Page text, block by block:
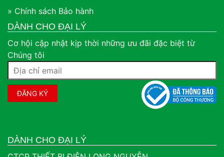
» Chính sách Bảo hành
DÀNH CHO ĐẠI LÝ
Cơ hội cập nhật kịp thời những ưu đãi đặc biệt từ
Chúng tôi
DÀNH CHO ĐẠI LÝ